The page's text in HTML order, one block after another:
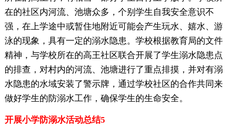
在的社区内河流、池塘众多，个别学生自我安全意识不
强，在上学途中或暂住地附近可能会产生玩水、嬉水、游
泳的现象，具有一定的溺水隐患。学校根据教育局的文件
精神，与学校所在的高王社区联合开展了学生溺水隐患点
的排查，对村内的河流、池塘进行了重点排摸，并对有溺
水隐患的水域安装了警示牌，通过学校社区的合作共同来
做好学生的防溺水工作，确保学生的生命安全。
开展小学防溺水活动总结5